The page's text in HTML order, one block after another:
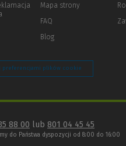
innejMapa strony
FAQ
Blog
preferencjami plików cookie
88 00 lub 801 04 45 45
do Państwa dyspozycji od 8:00 do 16:00